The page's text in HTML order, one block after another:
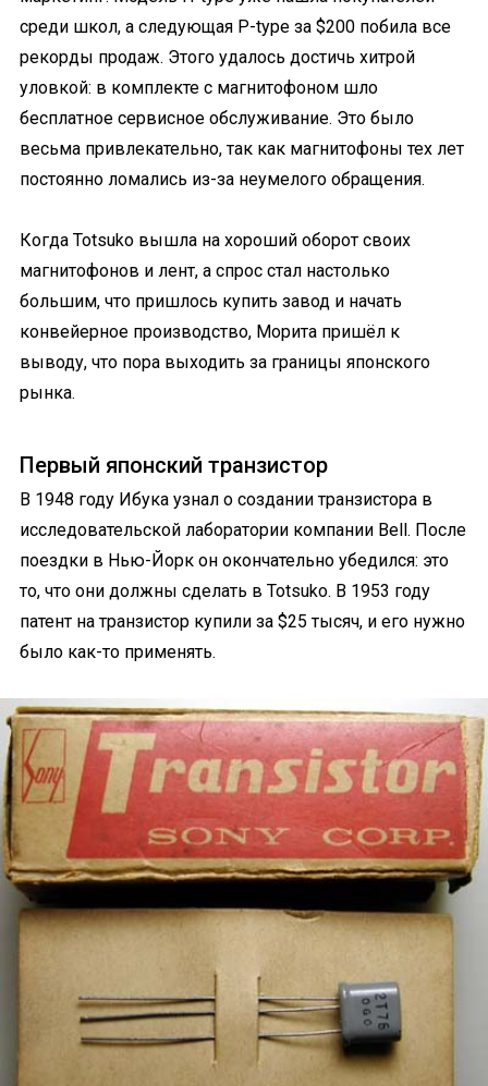
среди школ, а следующая P-type за $200 побила все
рекорды продаж. Этого удалось достичь хитрой
уловкой: в комплекте с магнитофоном шло
бесплатное сервисное обслуживание. Это было
весьма привлекательно, так как магнитофоны тех лет
постоянно ломались из-за неумелого обращения.
Когда Totsuko вышла на хороший оборот своих
магнитофонов и лент, а спрос стал настолько
большим, что пришлось купить завод и начать
конвейерное производство, Морита пришёл к
выводу, что пора выходить за границы японского
рынка.
Первый японский транзистор
В 1948 году Ибука узнал о создании транзистора в
исследовательской лаборатории компании Bell. После
поездки в Нью-Йорк он окончательно убедился: это
то, что они должны сделать в Totsuko. В 1953 году
патент на транзистор купили за $25 тысяч, и его нужно
было как-то применять.